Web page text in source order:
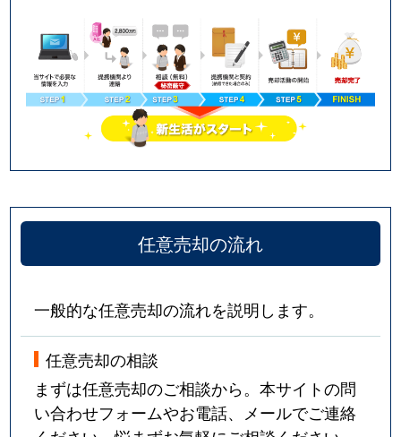
任意売却の流れ
一般的な任意売却の流れを説明します。
任意売却の相談
まずは任意売却のご相談から。本サイトの問
い合わせフォームやお電話、メールでご連絡